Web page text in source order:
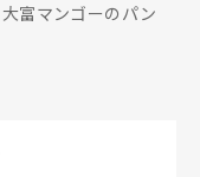
大富マンゴーのパン